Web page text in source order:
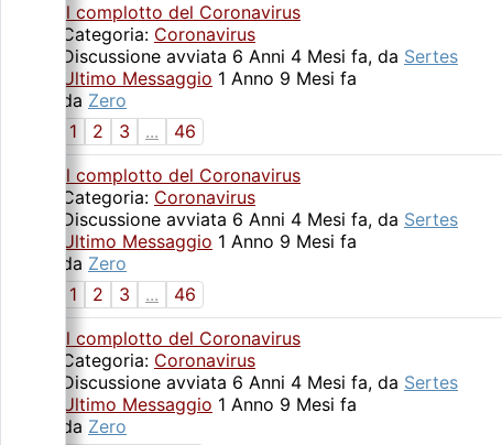
Il complotto del Coronavirus
Categoria: Coronavirus
Discussione avviata 6 Anni 4 Mesi fa, da Sertes
Ultimo Messaggio 1 Anno 9 Mesi fa
da Zero
1
2 3 ...
46
Il complotto del Coronavirus
Categoria: Coronavirus
Discussione avviata 6 Anni 4 Mesi fa, da Sertes
Ultimo Messaggio 1 Anno 9 Mesi fa
da Zero
1
2 3 ...
46
Il complotto del Coronavirus
Categoria: Coronavirus
Discussione avviata 6 Anni 4 Mesi fa, da Sertes
Ultimo Messaggio 1 Anno 9 Mesi fa
da Zero